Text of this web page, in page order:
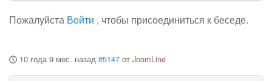
Пожалуйста Войти , чтобы присоединиться к беседе.
10 года 9 мес. назад #5147 от JoomLine